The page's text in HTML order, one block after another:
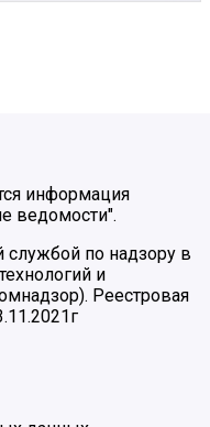
информация
ведомости".
службой по надзору в
и
Реестровая